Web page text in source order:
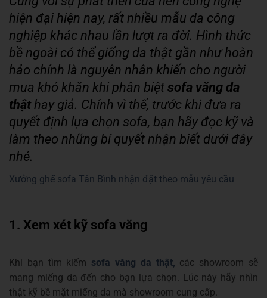
hiện đại hiện nay, rất nhiều mẫu da công
nghiệp khác nhau lần lượt ra đời. Hình thức
bề ngoài có thể giống da thật gần như hoàn
hảo chính là nguyên nhân khiến cho người
mua khó khăn khi phân biệtsofa văng da
thậthay giả. Chính vì thế, trước khi đưa ra
quyết định lựa chọn sofa, bạn hãy đọc kỹ và
làm theo những bí quyết nhận biết dưới đây
nhé.
Xưởng ghế sofa Tân Bình nhận đặt theo mẫu yêu cầu
1. Xem xét kỹ sofa văng
Khi bạn tìm kiếm sofa văng da thật, các showroom sẽ
mang miếng da đến cho bạn lựa chọn. Lúc này hãy nhìn
thật kỹ bề mặt miếng da mà showroom cung cấp.